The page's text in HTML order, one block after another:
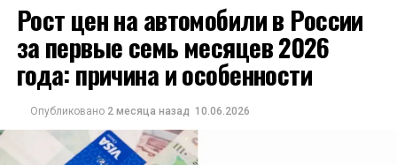
Рост цен на автомобили в России
за первые семь месяцев 2026
года: причина и особенности
Опубликовано 2 месяца назад 10.06.2026